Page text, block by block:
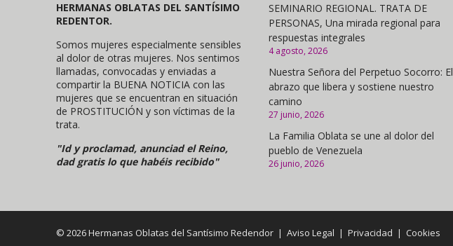
HERMANAS OBLATAS DEL SANTÍSIMO
REDENTOR.
Somos mujeres especialmente sensibles
al dolor de otras mujeres. Nos sentimos
llamadas, convocadas y enviadas a
compartir la BUENA NOTICIA con las
mujeres que se encuentran en situación
de PROSTITUCIÓN y son víctimas de la
trata.
"Id y proclamad, anunciad el Reino,
dad gratis lo que habéis recibido"
SEMINARIO REGIONAL. TRATA DE
PERSONAS, Una mirada regional para
respuestas integrales
4 agosto, 2026
Nuestra Señora del Perpetuo Socorro: El
abrazo que libera y sostiene nuestro
camino
27 junio, 2026
La Familia Oblata se une al dolor del
pueblo de Venezuela
26 junio, 2026
© 2026 Hermanas Oblatas del Santísimo Redendor | Aviso Legal | Privacidad | Cookies